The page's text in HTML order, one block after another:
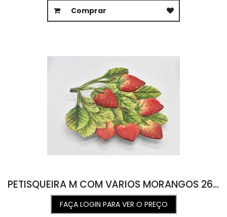
Comprar
PETISQUEIRA M COM VÁRIOS MORANGOS 26L X 28C X 3A
FAÇA LOGIN PARA VER O PREÇO